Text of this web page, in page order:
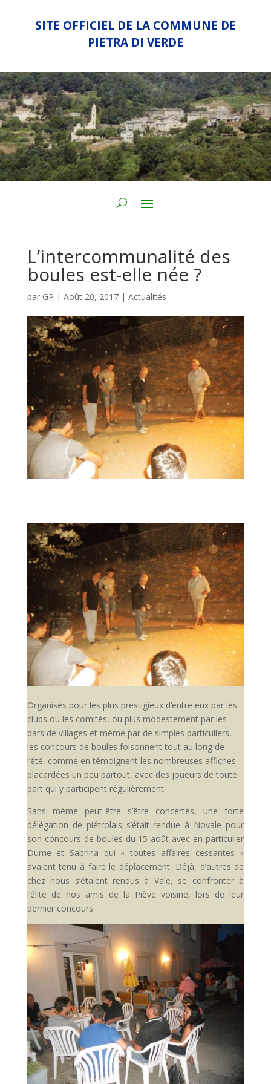
SITE OFFICIEL DE LA COMMUNE DE
PIETRA DI VERDE
L’intercommunalité des
boules est-elle née ?
par GP | Août 20, 2017| Actualités
Organisés pour les plus prestigieux d’entre eux par les
clubs ou les comités, ou plus modestement par les
bars de villages et même par de simples particuliers,
les concours de boules foisonnent tout au long de
l’été, comme en témoignent les nombreuses affiches
placardées un peu partout, avec des joueurs de toute
part qui y participent régulièrement.
Sans même peut-être s’être concertés, une forte
délégation de piétrolais s’était rendue à Novale pour
son concours de boules du 15 août avec en particulier
Dume et Sabrina qui « toutes affaires cessantes »
avaient tenu à faire le déplacement. Déjà, d’autres de
chez nous s’étaient rendus à Vale, se confronter à
l’élite de nos amis de la Piève voisine, lors de leur
dernier concours.